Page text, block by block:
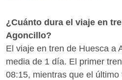
¿Cuánto dura el viaje en
Agoncillo?
El viaje en tren de Huesca a
media de 1 día. El primer
08:15, mientras que el